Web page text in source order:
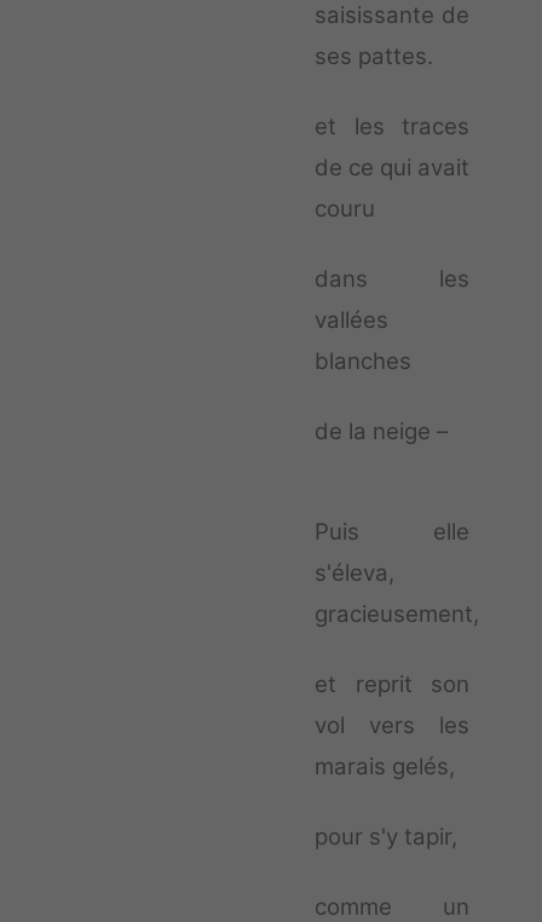
saisissante de
ses pattes.
et les traces
de ce qui avait
couru
dans les
vallées
blanches
de la neige –
Puis elle
s'éleva,
gracieusement,
et reprit son
vol vers les
marais gelés,
pour s'y tapir,
comme un